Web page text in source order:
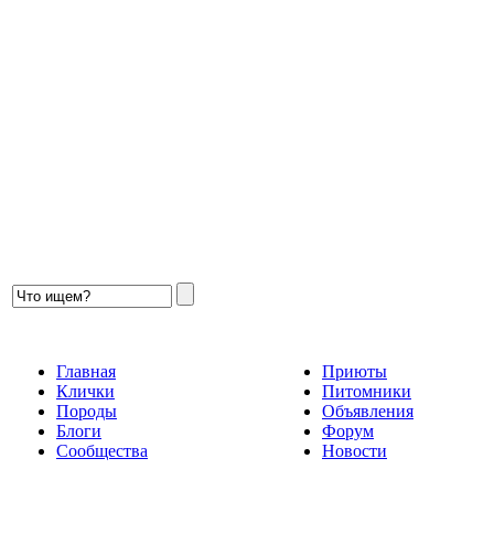
Главная
Клички
Породы
Блоги
Сообщества
Приюты
Питомники
Объявления
Форум
Новости